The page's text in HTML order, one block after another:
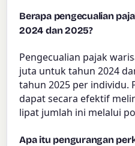
Berapa pengecualian
2024 dan 2025?
Pengecualian pajak
juta untuk tahun 2024
tahun 2025 per individu.
dapat secara efektif
lipat jumlah ini melalui
Apa itu pengurangan